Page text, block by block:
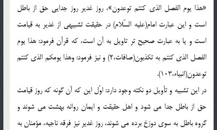
«هذا يوم الفصل الذى كنتم توعدون»، روز غدير روز جدايى حق از باطل
است و اين عبارت امام(علیه السّلام) در حقيقت تشبيهى از غدير به قيامت
است و يا به عبارت صحيح تر تاويل به آن است، كه قرآن فرمود: هذا يوم
الفصل الذى كنتم به تكذبون(صافات،2) و نيز فرمود: وهذا يومكم الذى كنتم
توعدون(انبياء،103).
در اين تشبيه و تأويل دو نكته وجود دارد: اوّل اين كه آن گونه كه روز قيامت
حق از باطل جدا مى شود و اهل حقيقت و ايمان روانه بهشت مى شوند و
گروه باطل به سوى دوزخ برده مى شوند، روز غدير نيز فرقه ناجيه، مؤمنان به